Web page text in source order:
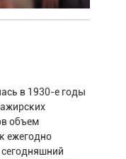
в 1930-е годы
объем
ежегодно